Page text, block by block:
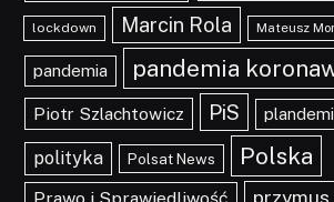
lockdown Marcin Rola Mateusz
pandemia pandemia
Piotr Szlachtowicz PiS
polityka Polsat News Polska
Prawo i Sprawiedliwość